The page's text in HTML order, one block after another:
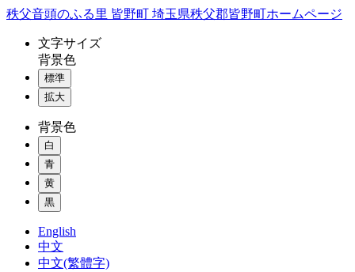
コ
秩父音頭のふる里 皆野町 埼玉県秩父郡皆野町ホームページ
文字サイズ
背景色
標準
拡大
背景色
白
青
黄
黒
English
中文
中文(繁體字)